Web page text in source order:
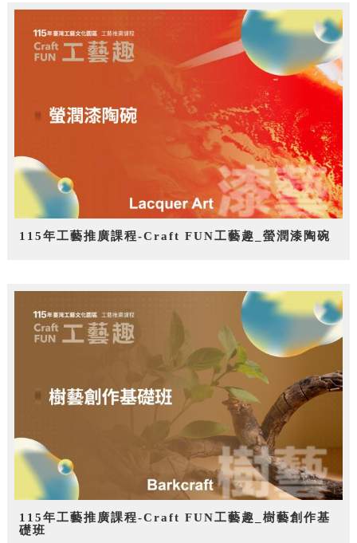
115年工藝推廣課程-Craft FUN工藝趣_螢潤漆陶碗
115年工藝推廣課程-Craft FUN工藝趣_樹藝創作基
礎班